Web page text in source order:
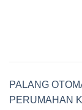
PALANG
PERUMAHAN